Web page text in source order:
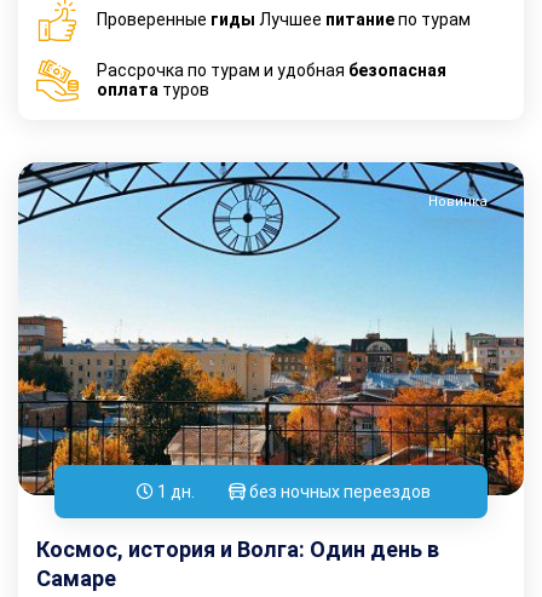
Проверенные гиды Лучшее питаниепо турам
Рассрочка по турам и удобная безопасная
оплата туров
Новинка
1 дн. без ночных переездов
Космос, история и Волга: Один день в
Самаре